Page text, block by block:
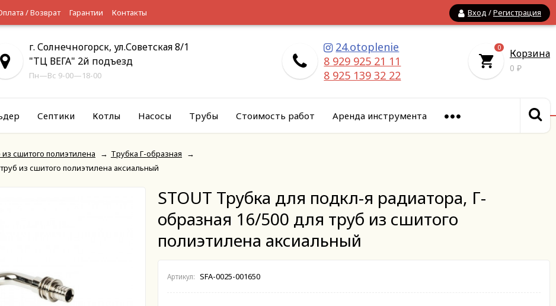
Вход /Регистрация
/ Возврат Гарантии Контакты
г. Солнечногорск, ул.Советская 8/1
"ТЦ ВЕГА" 2й подъезд
Пн—Вс 9-00—18-00
24.otoplenie
8 929 925 21 11
8 925 139 32 22
0 Корзина
0 ₽
Септики Котлы Насосы Трубы Стоимость работ Аренда инструмента
сшитого полиэтилена → Трубка Г-образная
→
из сшитого полиэтилена аксиальный
STOUT Трубка для подкл-я радиатора, Г-
образная 16/500 для труб из сшитого
полиэтилена аксиальный
Артикул: SFA-0025-001650